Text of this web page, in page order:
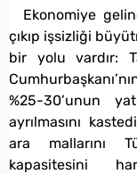
Ekonomiye
çıkıp işsizliği
bir yolu vardır:
%25-30’unun
ayrılmasını
ara mallarını
kapasitesini